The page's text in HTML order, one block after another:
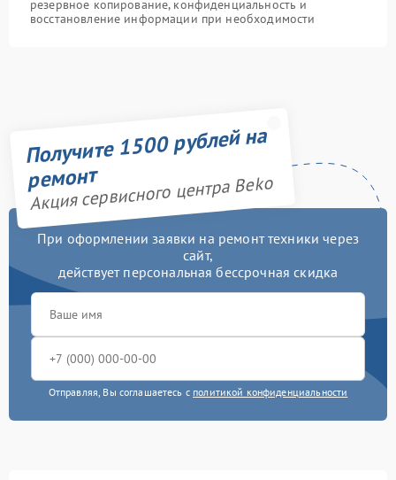
резервное копирование, конфиденциальность и
восстановление информации при необходимости
Получите 1500 рублей на
ремонт
Акция сервисного центра Beko
При оформлении заявки на ремонт техники через
сайт,
действует персональная бессрочная скидка
Отправляя, Вы соглашаетесь с политикой конфиденциальности